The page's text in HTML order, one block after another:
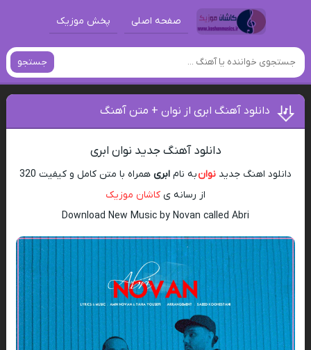
صفحه اصلی پخش موزیک
جستجو
دانلود آهنگ ابری از نوان + متن آهنگ
دانلود آهنگ جدید نوان ابری
دانلود اهنگ جدید نوانبه نام ابری
همراه با متن کامل و کیفیت 320
از رسانه ی کاشان موزیک
Download New Music by Novan called Abri